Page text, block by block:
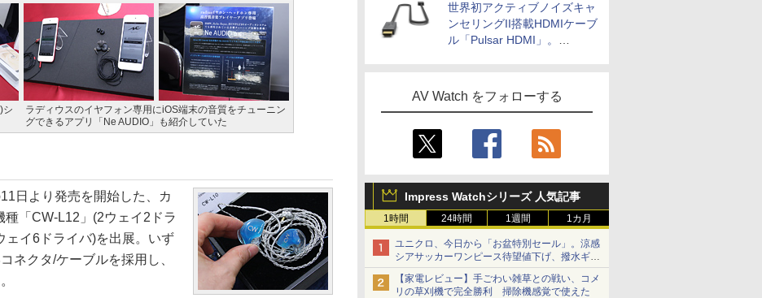
世界初アクティブノイズキャ
ンセリングII搭載HDMIケーブ
ル「Pulsar HDMI」。
AV Watch をフォローする
Impress Watchシリーズ 人気記事
1時間 24時間 1週間 1カ月
ユニクロ、今日から「お盆特別セール」。涼感
シアサッカーワンピース待望値下げ、撥水ギア
ショーツは1990円に
【家電レビュー】手ごわい雑草との戦い、コメ
リの草刈機で完全勝利 掃除機感覚で使えた
シ
ラディウスのイヤフォン専用にiOS端末の音質をチューニン
グできるアプリ「Ne AUDIO」も紹介していた
日より発売を開始した、カ
「CW-L12」(2ウェイ2ドラ
ェイ6ドライバ)を出展。いず
ネクタ/ケーブルを採用し、